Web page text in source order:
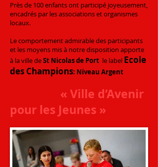
Près de 100 enfants ont participé joyeusement,
encadrés par les associations et organismes
locaux.
Le comportement admirable des participants
et les moyens mis à notre disposition apporte
à la ville deSt Nicolas de Port le label Ecole
des Champions: Niveau Argent
« Ville d’Avenir
pour les Jeunes »